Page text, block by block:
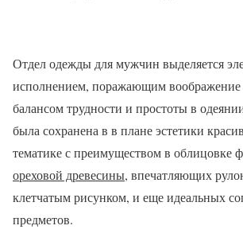
Отдел одежды для мужчин выделяется
исполнением, поражающим воображение
балансом трудности и простоты в
была сохранена в в плане эстетики
тематике с преимуществом в облицовке
ореховой древесины, впечатляющих
клетчатым рисунком, и еще идеальных
предметов.